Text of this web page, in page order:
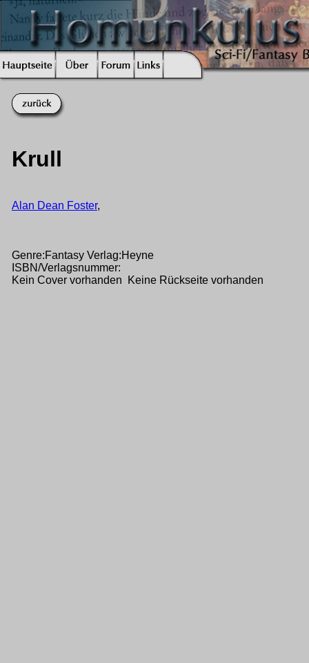
Krull
Alan Dean Foster,
Genre:Fantasy Verlag:Heyne
ISBN/Verlagsnummer:
Kein Cover vorhanden Keine Rückseite vorhanden